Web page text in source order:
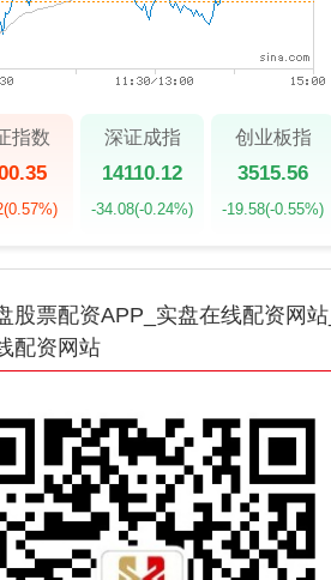
指数
(0.57%)
深证成指
14110.12
-34.08(-0.24%)
创业板指
3515.56
-19.58(-0.55%)
股票配资APP_实盘在线配资网站_
配资网站